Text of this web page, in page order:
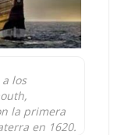
los
la primera
en 1620.